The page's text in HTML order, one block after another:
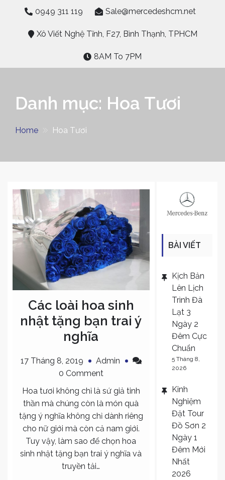
content
0949 311 119 Sale@mercedeshcm.net
Xô Viết Nghệ Tĩnh, F27, Bình Thạnh, TPHCM
8AM To 7PM
Danh mục: Hoa Tươi
Home Hoa Tươi
Các loài hoa sinh
nhật tặng bạn trai ý
nghĩa
17 Tháng 8, 2019
Admin
0 Commenton
Các
loài
hoa
sinh
nhật
tặng
bạn
Hoa tươi không chỉ là sứ giả tinh
thần mà chúng còn là món quà
tặng ý nghĩa không chỉ dành riêng
cho nữ giới mà còn cả nam giới.
Tuy vậy, làm sao để chọn hoa
sinh nhật tặng bạn trai ý nghĩa và
truyền tải…
BÀI VIẾT
Kịch Bản
Lên Lịch
Trình Đà
Lạt 3
Ngày 2
Đêm Cực
Chuẩn
5 Tháng 8,
2026
Kinh
Nghiệm
Đặt Tour
Đồ Sơn 2
Ngày 1
Đêm Mới
Nhất
2026